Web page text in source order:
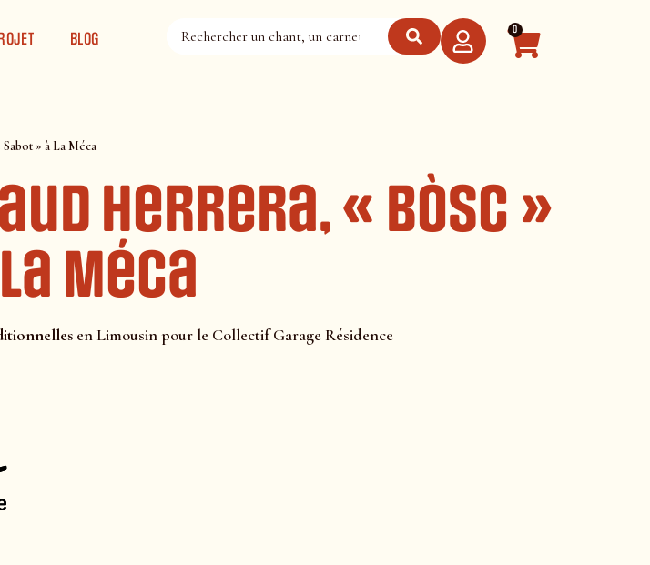
BLOG 0
» à La Méca
Herrera, « Bòsc »
Méca
en Limousin pour le Collectif Garage Résidence